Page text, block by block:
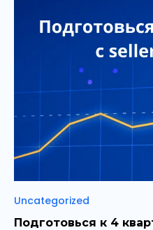
Рубрики
Uncategorized
Подготовься к 4